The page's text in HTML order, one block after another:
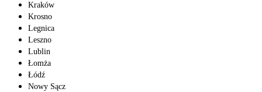
Kraków
Krosno
Legnica
Leszno
Lublin
Łomża
Łódź
Nowy Sącz